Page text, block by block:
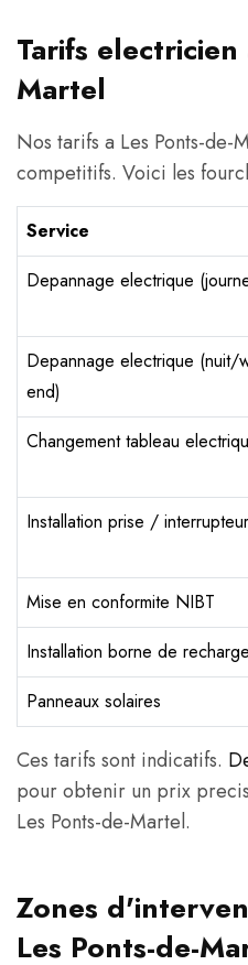
Tarifs electricien
Martel
Nos tarifs a Les Ponts-de-
competitifs. Voici les
Service
Depannage electrique
Depannage electrique (nuit/
end)
Changement tableau
Installation prise / interrupteur
Mise en conformite NIBT
Installation borne de recharge
Panneaux solaires
Ces tarifs sont indicatifs.
pour obtenir un prix
Les Ponts-de-Martel.
Zones
Les Ponts-de-